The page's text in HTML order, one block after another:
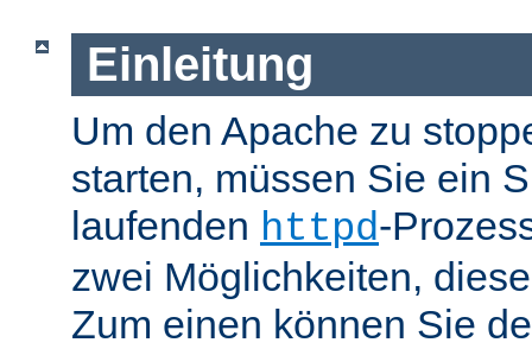
Einleitung
Um den Apache zu
starten, müssen Sie ein
laufenden httpd-
zwei Möglichkeiten,
Zum einen können Sie